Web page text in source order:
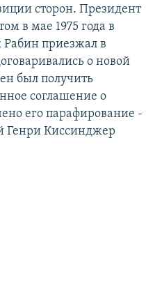
сторон. Президент
в мае 1975 года в
приезжал в
о новой
был получить
соглашение о
его парафирование -
Генри Киссинджер